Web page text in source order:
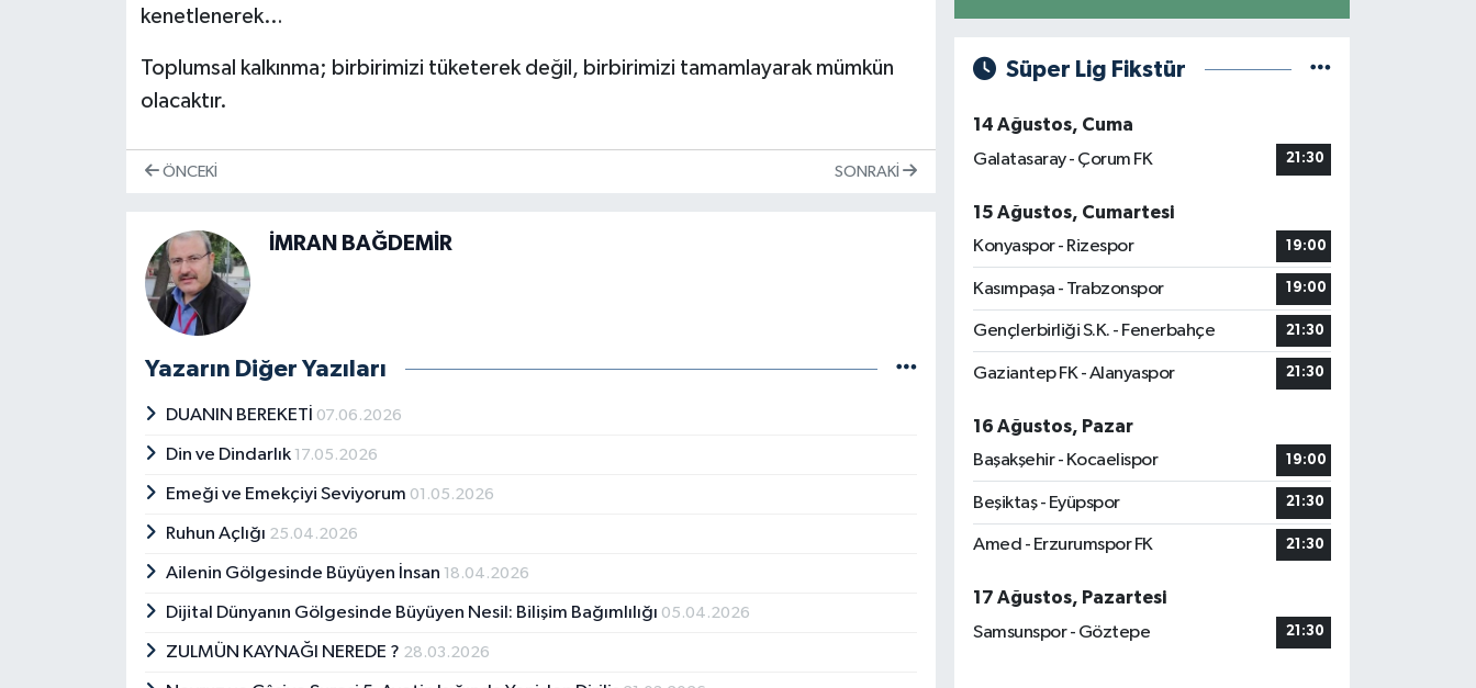
kenetlenerek…
Toplumsal kalkınma; birbirimizi tüketerek değil, birbirimizi tamamlayarak mümkün
olacaktır.
ÖNCEKI SONRAKI
İMRAN BAĞDEMİR
Yazarın Diğer Yazıları
DUANIN BEREKETİ 07.06.2026
Din ve Dindarlık 17.05.2026
Emeği ve Emekçiyi Seviyorum 01.05.2026
Ruhun Açlığı 25.04.2026
Ailenin Gölgesinde Büyüyen İnsan 18.04.2026
Dijital Dünyanın Gölgesinde Büyüyen Nesil: Bilişim Bağımlılığı 05.04.2026
ZULMÜN KAYNAĞI NEREDE ? 28.03.2026
Süper Lig Fikstür
14 Ağustos, Cuma
Galatasaray - Çorum FK
21:30
15 Ağustos, Cumartesi
Konyaspor - Rizespor
19:00
Kasımpaşa - Trabzonspor 19:00
Gençlerbirliği S.K. - Fenerbahçe 21:30
Gaziantep FK - Alanyaspor 21:30
16 Ağustos, Pazar
Başakşehir - Kocaelispor
19:00
Beşiktaş - Eyüpspor 21:30
Amed - Erzurumspor FK 21:30
17 Ağustos, Pazartesi
Samsunspor - Göztepe
21:30